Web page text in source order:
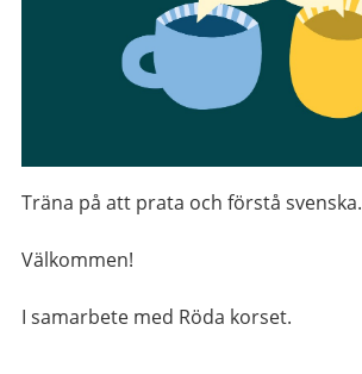
Träna på att prata och förstå svenska.
Välkommen!
I samarbete med Röda korset.